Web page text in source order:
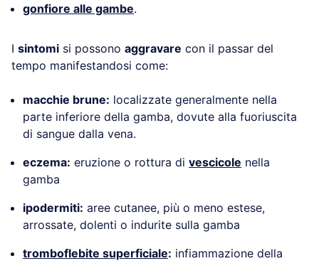
gonfiore alle gambe.
I sintomi si possono aggravare con il passar del
tempo manifestandosi come:
macchie brune: localizzate generalmente nella
parte inferiore della gamba, dovute alla fuoriuscita
di sangue dalla vena.
eczema: eruzione o rottura di vescicole nella
gamba
ipodermiti: aree cutanee, più o meno estese,
arrossate, dolenti o indurite sulla gamba
tromboflebite superficiale: infiammazione della